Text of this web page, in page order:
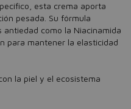
esta crema aporta
pesada. Su fórmula
como la Niacinamida
para mantener la elasticidad
la piel y el ecosistema